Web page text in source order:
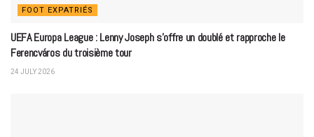
FOOT EXPATRIÉS
UEFA Europa League : Lenny Joseph s’offre un doublé et rapproche le
Ferencváros du troisième tour
24 JULY 2026